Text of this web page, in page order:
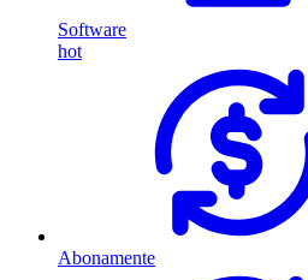
Software
hot
Abonamente